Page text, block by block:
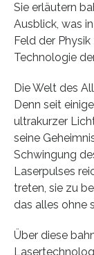
Sie erläutern
Ausblick, was
Feld der
Technologie
Die Welt des
Denn seit
ultrakurzer
seine
Schwingung
Laserpulses
treten, sie zu
das alles ohne
Über diese